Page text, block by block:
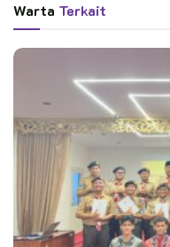
Acara pembukaan
Fakultas Ilmu Sosial
selaku Pengurus Harian
mewakili Ketua Kwarda
Dalam sambutannya, ia
Warta Terkait